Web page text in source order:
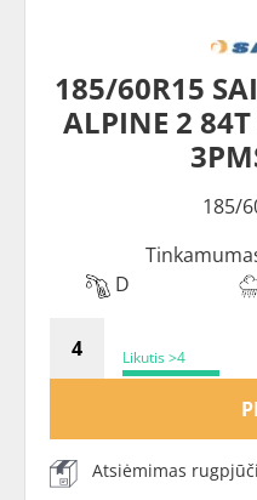
185/60R15
ALPINE 2
185/
D
Likutis >4
Atsiėmimas